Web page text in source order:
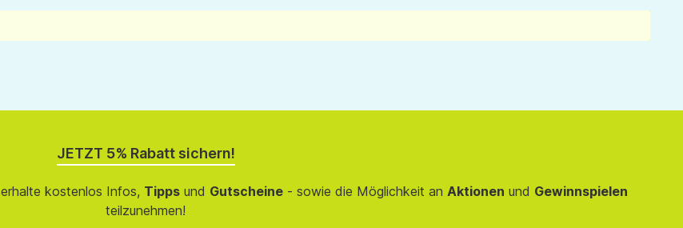
JETZT 5% Rabatt sichern!
kostenlos Infos, Tippsund Gutscheine- sowie die Möglichkeit an Aktionen und Gewinnspielen
teilzunehmen!